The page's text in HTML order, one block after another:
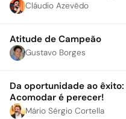
Cláudio Azevêdo
Atitude de Campeão
Gustavo Borges
Da oportunidade ao
Acomodar é perecer!
Mário Sérgio Cortella